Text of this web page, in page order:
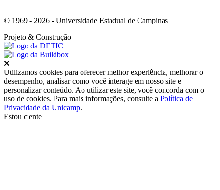
© 1969 - 2026 - Universidade Estadual de Campinas
Projeto & Construção
Utilizamos cookies para oferecer melhor experiência, melhorar o
desempenho, analisar como você interage em nosso site e
personalizar conteúdo. Ao utilizar este site, você concorda com o
uso de cookies. Para mais informações, consulte a Política de
Privacidade da Unicamp.
Estou ciente